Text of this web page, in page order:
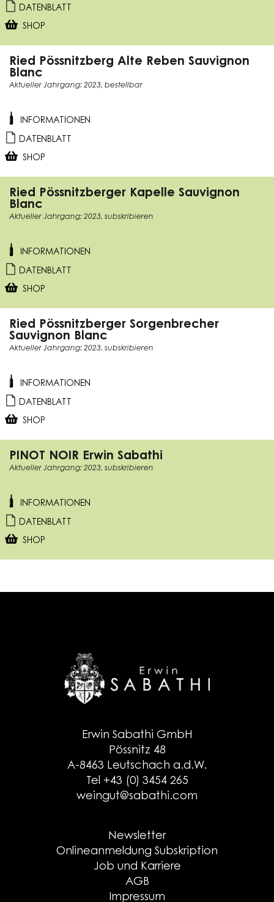
DATENBLATT
SHOP
Ried Pössnitzberg Alte Reben Sauvignon
Blanc
Aktueller Jahrgang: 2023, bestellbar
INFORMATIONEN
DATENBLATT
SHOP
Ried Pössnitzberger Kapelle Sauvignon
Blanc
Aktueller Jahrgang: 2023, subskribieren
INFORMATIONEN
DATENBLATT
SHOP
Ried Pössnitzberger Sorgenbrecher
Sauvignon Blanc
Aktueller Jahrgang: 2023, subskribieren
INFORMATIONEN
DATENBLATT
SHOP
PINOT NOIR Erwin Sabathi
Aktueller Jahrgang: 2023, subskribieren
INFORMATIONEN
DATENBLATT
SHOP
Erwin Sabathi GmbH
Pössnitz 48
A-8463 Leutschach a.d.W.
Tel +43 (0) 3454 265
weingut@sabathi.com
Newsletter
Onlineanmeldung Subskription
Job und Karriere
AGB
Impressum